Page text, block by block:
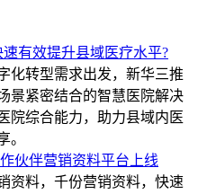
速有效提升县域医疗水平?
化转型需求出发，新华三推
景紧密结合的智慧医院解决
院综合能力，助力县域内医
。
伙伴营销资料平台上线
资料，千份营销资料，快速